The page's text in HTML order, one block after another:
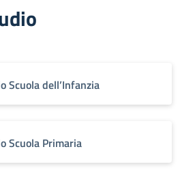
Scuola dell’Infanzia
Scuola Primaria